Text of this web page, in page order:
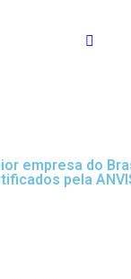
empresa do
pela